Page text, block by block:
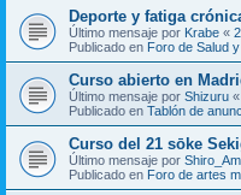
Deporte y fatiga
Último mensaje por Krabe «
Publicado en Foro de Salud
Curso abierto en
Último mensaje por Shizuru «
Publicado en Tablón de
Curso del 21 sōke
Último mensaje por
Publicado en Foro de artes